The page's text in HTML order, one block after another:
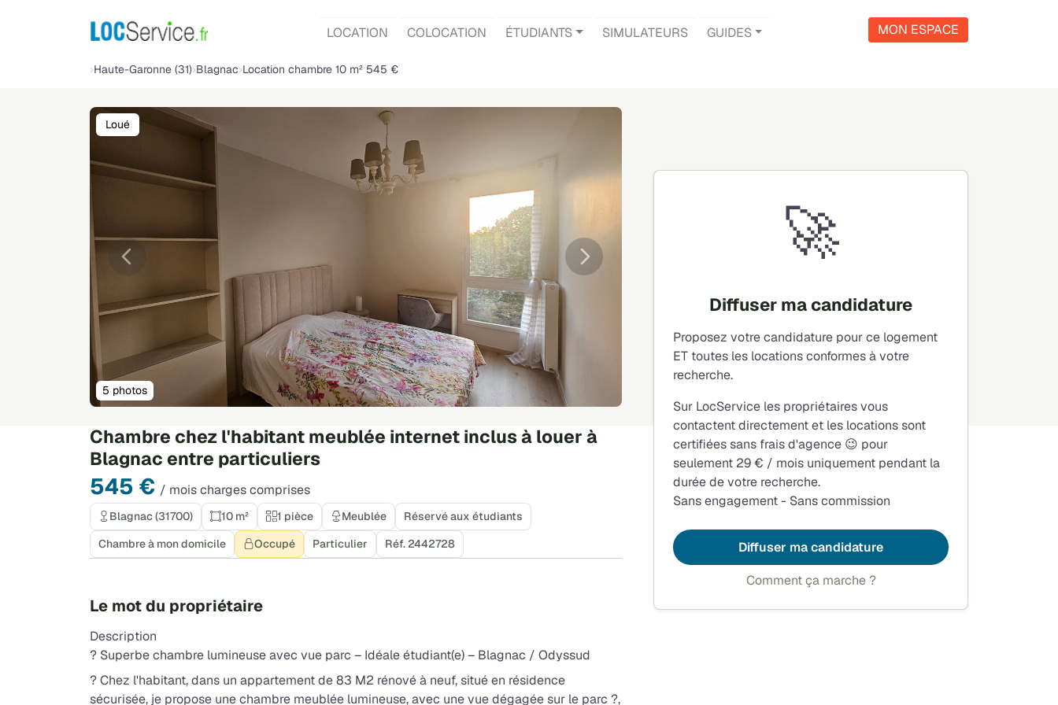
LOCATION COLOCATION ÉTUDIANTS SIMULATEURS GUIDES MON ESPACE
Haute-Garonne (31) Blagnac Location chambre 10 m² 545 €
Chambre chez l'habitant meublée internet inclus à louer à
Blagnac entre particuliers
545 € / mois charges comprises
Précédente Suivante
5 photos
Loué
Blagnac (31700) 10 m² 1 pièce Meublée
Réservé aux étudiants
Chambre à mon domicile
Occupé Particulier Réf. 2442728
Le mot du propriétaire
Description
? Superbe chambre lumineuse avec vue parc – Idéale étudiant(e) – Blagnac / Odyssud
? Chez l'habitant, dans un appartement de 83 M2 rénové à neuf, situé en résidence
sécurisée, je propose une chambre meublée lumineuse, avec une vue dégagée sur le parc ?,
🚀
Diffuser ma candidature
Proposez votre candidature pour ce logement
ET toutes les locations conformes à votre
recherche.
Sur LocService les propriétaires vous
contactent directement et les locations sont
certifiées sans frais d'agence 😉 pour
seulement 29 € / mois uniquement pendant la
durée de votre recherche.
Sans engagement - Sans commission
Diffuser ma candidature
Comment ça marche ?